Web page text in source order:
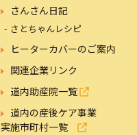
さんさん日記
さとちゃんレシピ
ヒーターカバーのご案内
関連企業リンク
道内助産院一覧
道内の産後ケア事業
実施市町村一覧